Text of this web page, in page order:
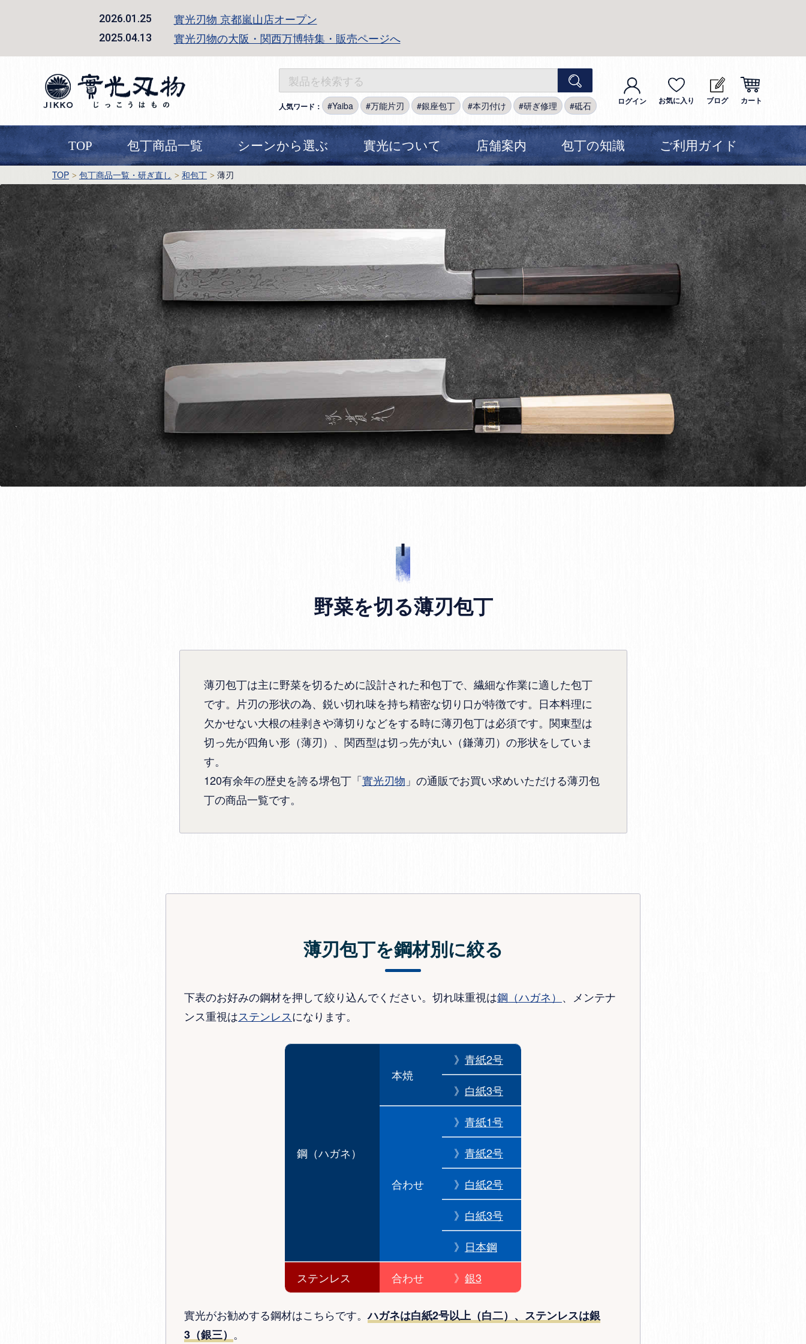
2026.01.25 實光刃物 京都嵐山店オープン
2025.04.13 實光刃物の大阪・関西万博特集・販売ページへ
人気ワード： Yaiba 万能片刃 銀座包丁 本刃付け 研ぎ修理 砥石 ログイン お気に入り ブログ カート
TOP 包丁商品一覧 シーンから選ぶ 實光について 店舗案内 包丁の知識 ご利用ガイド
TOP 包丁商品一覧・研ぎ直し 和包丁 薄刃
野菜を切る薄刃包丁
薄刃包丁は主に野菜を切るために設計された和包丁で、繊細な作業に適した包丁
です。片刃の形状の為、鋭い切れ味を持ち精密な切り口が特徴です。日本料理に
欠かせない大根の桂剥きや薄切りなどをする時に薄刃包丁は必須です。関東型は
切っ先が四角い形（薄刃）、関西型は切っ先が丸い（鎌薄刃）の形状をしていま
す。
120有余年の歴史を誇る堺包丁「實光刃物 」の通販でお買い求めいただける薄刃包
丁の商品一覧です。
薄刃包丁を鋼材別に絞る
下表のお好みの鋼材を押して絞り込んでください。切れ味重視は鋼（ハガネ） 、メンテナ
ンス重視はステンレスになります。
鋼（ハガネ）
本焼
》 青紙2号
》 白紙3号
合わせ
》 青紙1号
》 青紙2号
》 白紙2号
》 白紙3号
》 日本鋼
ステンレス
合わせ 》 銀3
實光がお勧めする鋼材はこちらです。ハガネは白紙2号以上（白二）、ステンレスは銀
3（銀三） 。